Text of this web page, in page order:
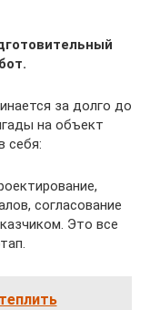
за долго до
на объект
себя:
согласование
Это все